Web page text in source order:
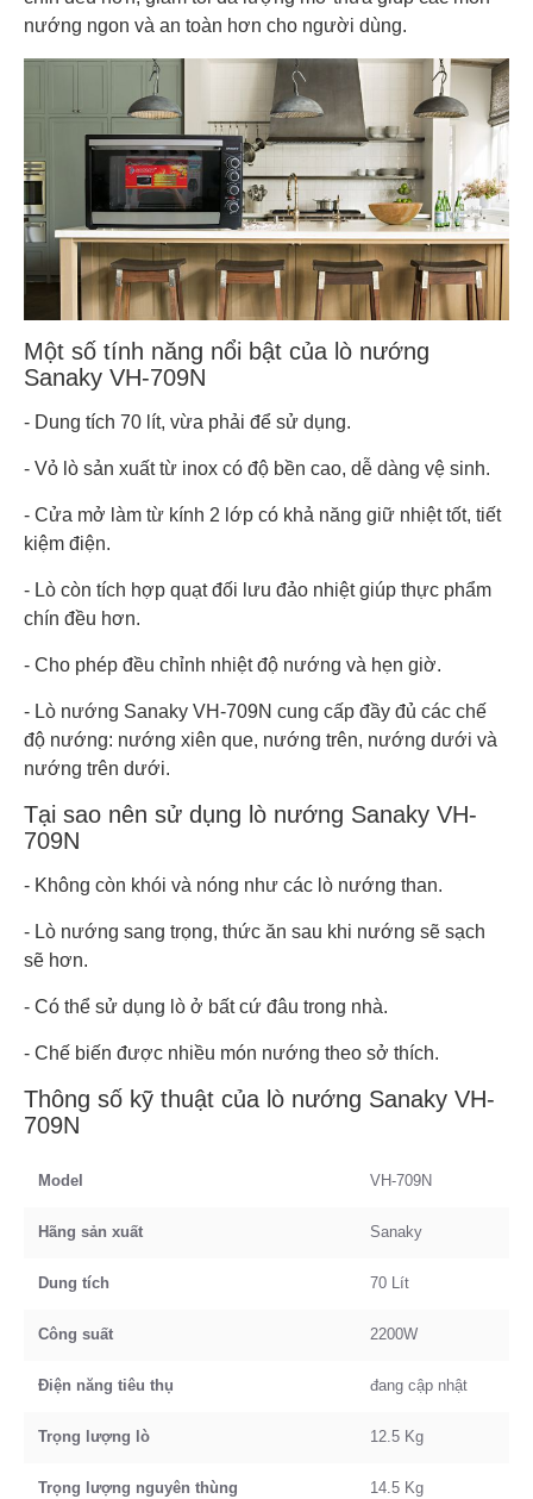
nướng ngon và an toàn hơn cho người dùng.
Một số tính năng nổi bật của lò nướng
Sanaky VH-709N
- Dung tích 70 lít, vừa phải để sử dụng.
- Vỏ lò sản xuất từ inox có độ bền cao, dễ dàng vệ sinh.
- Cửa mở làm từ kính 2 lớp có khả năng giữ nhiệt tốt, tiết
kiệm điện.
- Lò còn tích hợp quạt đối lưu đảo nhiệt giúp thực phẩm
chín đều hơn.
- Cho phép đều chỉnh nhiệt độ nướng và hẹn giờ.
- Lò nướng Sanaky VH-709N cung cấp đầy đủ các chế
độ nướng: nướng xiên que, nướng trên, nướng dưới và
nướng trên dưới.
Tại sao nên sử dụng lò nướng Sanaky VH-
709N
- Không còn khói và nóng như các lò nướng than.
- Lò nướng sang trọng, thức ăn sau khi nướng sẽ sạch
sẽ hơn.
- Có thể sử dụng lò ở bất cứ đâu trong nhà.
- Chế biến được nhiều món nướng theo sở thích.
Thông số kỹ thuật của lò nướng Sanaky VH-
709N
Model VH-709N
Hãng sản xuất Sanaky
Dung tích 70 Lít
Công suất 2200W
Điện năng tiêu thụ đang cập nhật
Trọng lượng lò 12.5 Kg
Trọng lượng nguyên thùng 14.5 Kg